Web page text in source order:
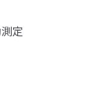
定